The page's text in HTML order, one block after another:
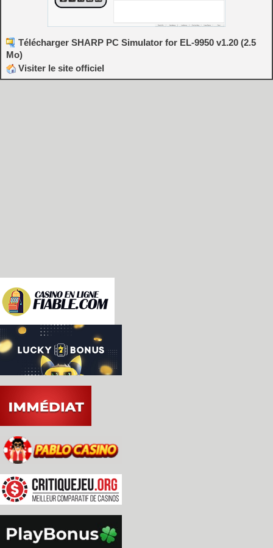
Télécharger SHARP PC Simulator for EL-9950 v1.20 (2.5
Mo)
Visiter le site officiel